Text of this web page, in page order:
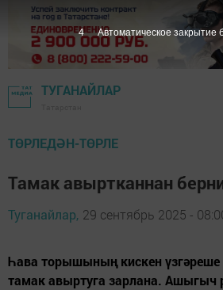
ТУГАНАЙЛАР
ТӨРЛЕДӘН-ТӨРЛЕ
Тамак авыртканнан
Туганайлар, 29 сентябрь 2025 -
Һава торышының кискен үзгәреше
тамак авыртуга зарлана. Ашыгыч
2 Автоматическое закрытие